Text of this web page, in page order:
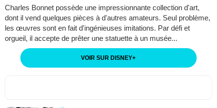
Charles Bonnet possède une impressionnante collection d'art,
dont il vend quelques pièces à d'autres amateurs. Seul problème,
les œuvres sont en fait d'ingénieuses imitations. Par défi et
orgueil, il accepte de prêter une statuette à un musée...
VOIR SUR DISNEY+